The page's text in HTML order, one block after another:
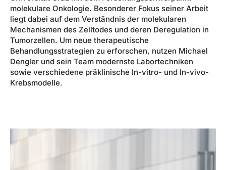
molekulare Onkologie. Besonderer Fokus seiner Arbeit
liegt dabei auf dem Verständnis der molekularen
Mechanismen des Zelltodes und deren Deregulation in
Tumorzellen. Um neue therapeutische
Behandlungsstrategien zu erforschen, nutzen Michael
Dengler und sein Team modernste Labortechniken
sowie verschiedene präklinische In-vitro- und In-vivo-
Krebsmodelle.